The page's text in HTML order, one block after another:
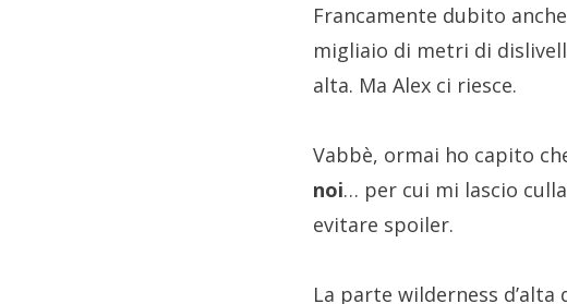
Francamente dubito
migliaio di metri di
alta. Ma Alex ci riesce.
Vabbè, ormai ho capito
noi… per cui mi lascio
evitare spoiler.
La parte wilderness d’alta